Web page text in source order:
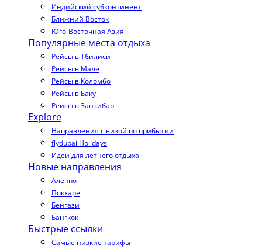
Индийский субконтинент
Ближний Восток
Юго-Восточная Азия
Популярные места отдыха
Рейсы в Тбилиси
Рейсы в Мале
Рейсы в Коломбо
Рейсы в Баку
Рейсы в Занзибар
Explore
Направления с визой по прибытии
flydubai Holidays
Идеи для летнего отдыха
Новые направления
Алеппо
Покхаре
Бенгази
Бангкок
Быстрые ссылки
Самые низкие тарифы